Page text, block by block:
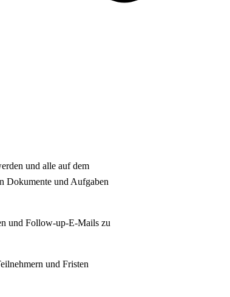
und alle auf dem
Dokumente und Aufgaben
und Follow-up-E-Mails zu
und Fristen